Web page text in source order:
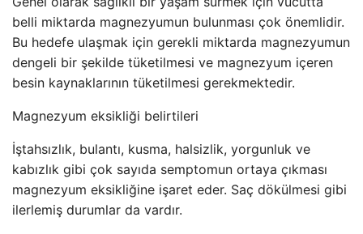
belli miktarda magnezyumun bulunması çok önemlidir.
Bu hedefe ulaşmak için gerekli miktarda magnezyumun
dengeli bir şekilde tüketilmesi ve magnezyum içeren
besin kaynaklarının tüketilmesi gerekmektedir.
Magnezyum eksikliği belirtileri
İştahsızlık, bulantı, kusma, halsizlik, yorgunluk ve
kabızlık gibi çok sayıda semptomun ortaya çıkması
magnezyum eksikliğine işaret eder. Saç dökülmesi gibi
ilerlemiş durumlar da vardır.